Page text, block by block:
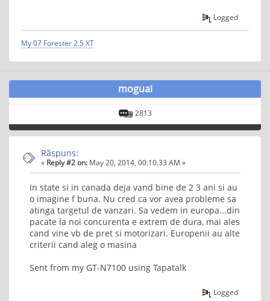
Logged
My 07 Forester 2.5 XT
moguai
2813
Rãspuns:
« Reply #2 on: May 20, 2014, 00:10:33 AM »
In state si in canada deja vand bine de 2 3 ani si au
o imagine f buna. Nu cred ca vor avea probleme sa
atinga targetul de vanzari. Sa vedem in europa...din
pacate la noi concurenta e extrem de dura, mai ales
cand vine vb de pret si motorizari. Europenii au alte
criterii cand aleg o masina
Sent from my GT-N7100 using Tapatalk
Logged